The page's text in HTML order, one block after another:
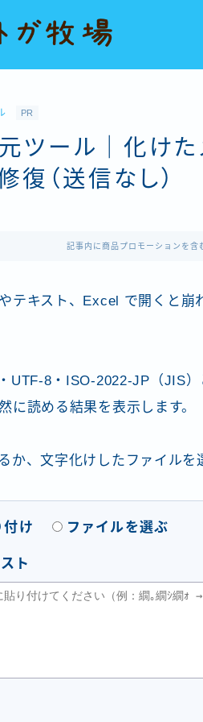
PR
ツール｜化けた
復（送信なし）
記事内に商品プロモーションを含
テキスト、Excel で開くと
UTF-8・ISO-2022-JP（JIS
に読める結果を表示します。
か、文字化けしたファイルを
付け ファイルを選ぶ
ト